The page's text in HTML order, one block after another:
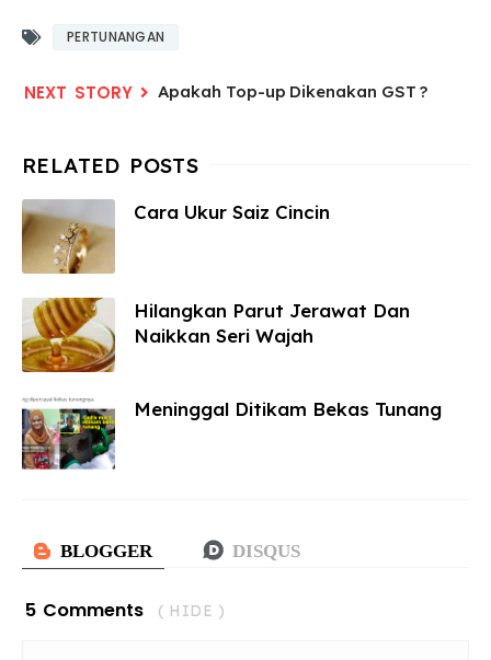
PERTUNANGAN
Apakah Top-up Dikenakan GST ?
Cara Ukur Saiz Cincin
Hilangkan Parut Jerawat Dan
Naikkan Seri Wajah
Meninggal Ditikam Bekas Tunang
5 Comments ( HIDE )